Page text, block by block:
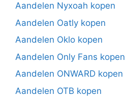
Aandelen Nyxoah kopen
Aandelen Oatly kopen
Aandelen Oklo kopen
Aandelen Only Fans kopen
Aandelen ONWARD kopen
Aandelen OTB kopen